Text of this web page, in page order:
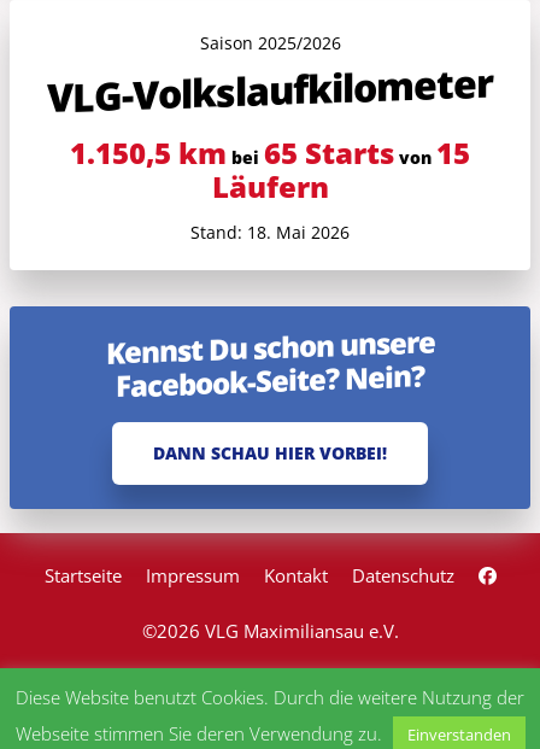
Saison 2025/2026
VLG-Volkslauf­kilometer
1.150,5 km bei 65 Starts von 15
Läufern
Stand: 18. Mai 2026
Kennst Du schon unsere
Facebook-Seite? Nein?
DANN SCHAU HIER VORBEI!
Startseite Impressum Kontakt Datenschutz
©2026 VLG Maximiliansau e.V.
Diese Website benutzt Cookies. Durch die weitere Nutzung der
Webseite stimmen Sie deren Verwendung zu.
Einverstanden